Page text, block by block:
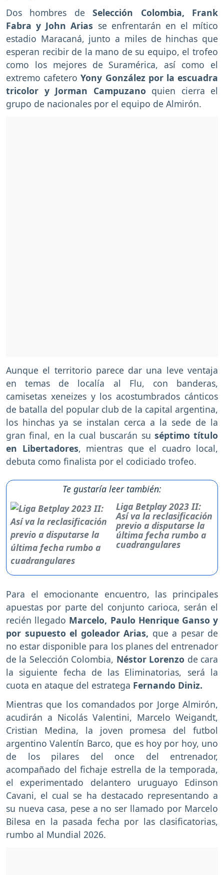
Dos hombres deSelección Colombia, Frank
Fabra y John Arias se enfrentarán en el mítico
estadio Maracaná, junto a miles de hinchas que
esperan recibir de la mano de su equipo, el trofeo
como los mejores de Suramérica, así como el
extremo cafeteroYony González por la escuadra
tricolor y Jorman Campuzano quien cierra el
grupo de nacionales por el equipo de Almirón.
Aunque el territorio parece dar una leve ventaja
en temas de localía al Flu, con banderas,
camisetas xeneizes y los acostumbrados cánticos
de batalla del popular club de la capital argentina,
los hinchas ya se instalan cerca a la sede de la
gran final, en la cual buscarán su séptimo título
en Libertadores, mientras que el cuadro local,
debuta como finalista por el codiciado trofeo.
Te gustaría leer también:
Liga Betplay 2023 II:
Así va la reclasificación
previo a disputarse la
última fecha rumbo a
cuadrangulares
Para el emocionante encuentro, las principales
apuestas por parte del conjunto carioca, serán el
recién llegado Marcelo, Paulo Henrique Ganso y
por supuesto el goleador Arias, que a pesar de
no estar disponible para los planes del entrenador
de la Selección Colombia, Néstor Lorenzo de cara
la siguiente fecha de las Eliminatorias, será la
cuota en ataque del estratega Fernando Diniz.
Mientras que los comandados por Jorge Almirón,
acudirán a Nicolás Valentini, Marcelo Weigandt,
Cristian Medina, la joven promesa del futbol
argentino Valentín Barco, que es hoy por hoy, uno
de los pilares del once del entrenador,
acompañado del fichaje estrella de la temporada,
el experimentado delantero uruguayo Edinson
Cavani, el cual se ha destacado representando a
su nueva casa, pese a no ser llamado por Marcelo
Bilesa en la pasada fecha por las clasificatorias,
rumbo al Mundial 2026.